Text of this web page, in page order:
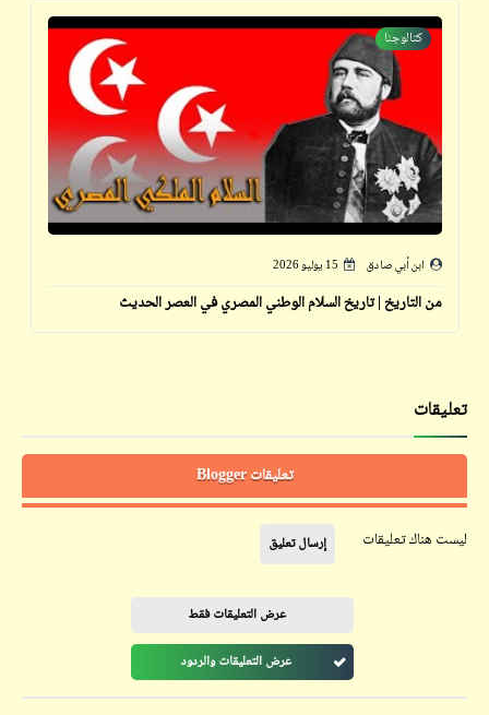
كتالوجنا
ابن أبي صادق 15 يوليو 2026
من التاريخ | تاريخ السلام الوطني المصري في العصر الحديث
تعليقات
تعليقات Blogger
ليست هناك تعليقات إرسال تعليق
عرض التعليقات فقط
عرض التعليقات والردود